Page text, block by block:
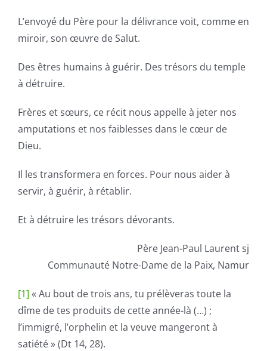
L’envoyé du Père pour la délivrance voit, comme en
miroir, son œuvre de Salut.
Des êtres humains à guérir. Des trésors du temple
à détruire.
Frères et sœurs, ce récit nous appelle à jeter nos
amputations et nos faiblesses dans le cœur de
Dieu.
Il les transformera en forces. Pour nous aider à
servir, à guérir, à rétablir.
Et à détruire les trésors dévorants.
Père Jean-Paul Laurent sj
Communauté Notre-Dame de la Paix, Namur
[1] « Au bout de trois ans, tu prélèveras toute la
dîme de tes produits de cette année-là (…) ;
l’immigré, l’orphelin et la veuve mangeront à
satiété » (Dt 14, 28).